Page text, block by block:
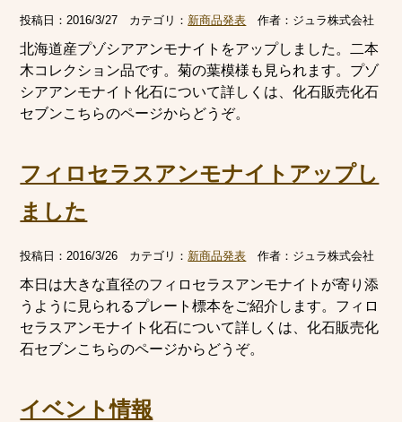
投稿日：2016/3/27 カテゴリ： 新商品発表 作者： ジュラ株式会社
北海道産プゾシアアンモナイトをアップしました。二本
木コレクション品です。菊の葉模様も見られます。プゾ
シアアンモナイト化石について詳しくは、化石販売化石
セブンこちらのページからどうぞ。
フィロセラスアンモナイトアップし
ました
投稿日：2016/3/26 カテゴリ： 新商品発表 作者： ジュラ株式会社
本日は大きな直径のフィロセラスアンモナイトが寄り添
うように見られるプレート標本をご紹介します。フィロ
セラスアンモナイト化石について詳しくは、化石販売化
石セブンこちらのページからどうぞ。
イベント情報